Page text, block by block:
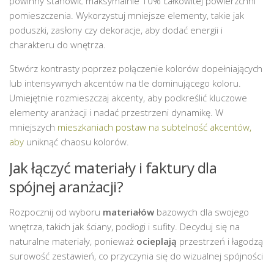
pomieszczenia. Wykorzystuj mniejsze elementy, takie jak
poduszki, zasłony czy dekoracje, aby dodać energii i
charakteru do wnętrza.
Stwórz kontrasty poprzez połączenie kolorów dopełniających
lub intensywnych akcentów na tle dominującego koloru.
Umiejętnie rozmieszczaj akcenty, aby podkreślić kluczowe
elementy aranżacji i nadać przestrzeni dynamikę. W
mniejszych mieszkaniach postaw na subtelność akcentów,
aby uniknąć chaosu kolorów.
Jak łączyć materiały i faktury dla
spójnej aranżacji?
Rozpocznij od wyboru materiałów bazowych dla swojego
wnętrza, takich jak ściany, podłogi i sufity. Decyduj się na
naturalne materiały, ponieważ ocieplają przestrzeń i łagodzą
surowość zestawień, co przyczynia się do wizualnej spójności